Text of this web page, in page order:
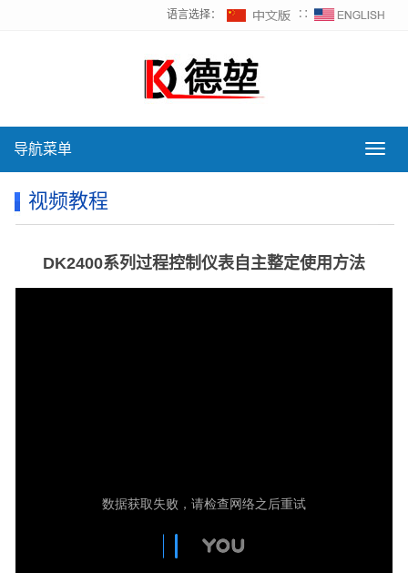
语言选择： ∷
导
导航菜单
视频教程
DK2400系列过程控制仪表自主整定使用方法